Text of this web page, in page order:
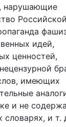
нарушающие
Российской
идей,
ценностей,
имеющих
и не
словарях, и т.